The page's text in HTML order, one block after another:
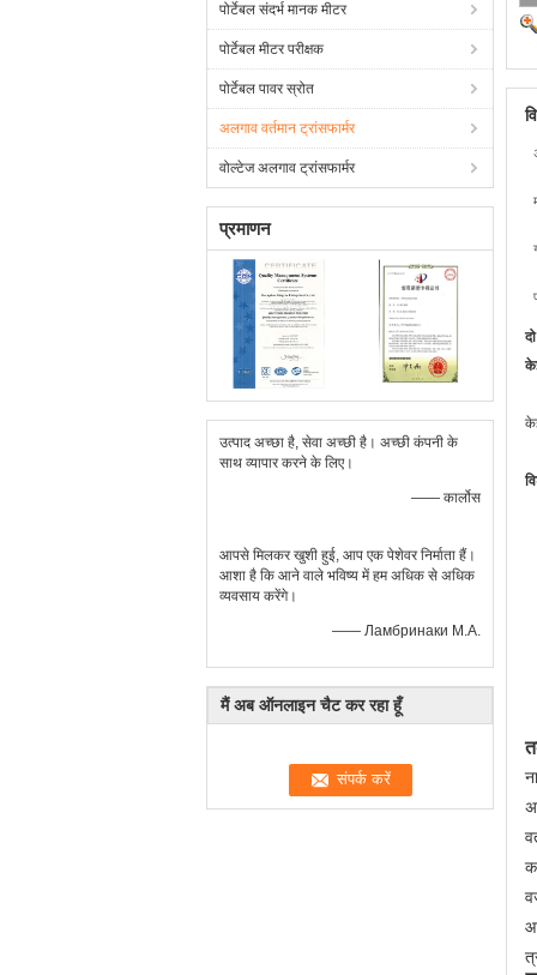
पोर्टेबल संदर्भ मानक मीटर
पोर्टेबल मीटर परीक्षक
पोर्टेबल पावर स्रोत
अलगाव वर्तमान ट्रांसफार्मर
वोल्टेज अलगाव ट्रांसफार्मर
प्रमाणन
उत्पाद अच्छा है, सेवा अच्छी है। अच्छी कंपनी के
साथ व्यापार करने के लिए।
—— कार्लोस
आपसे मिलकर खुशी हुई, आप एक पेशेवर निर्माता हैं।
आशा है कि आने वाले भविष्य में हम अधिक से अधिक
व्यवसाय करेंगे।
—— Ламбринаки М.А.
मैं अब ऑनलाइन चैट कर रहा हूँ